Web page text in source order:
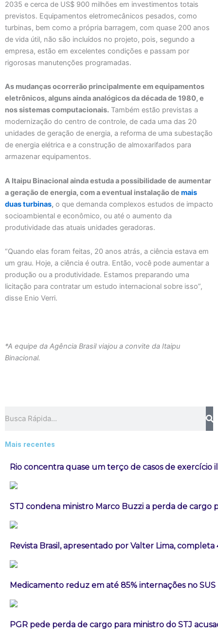
2035 e cerca de US$ 900 milhões em investimentos totais
previstos. Equipamentos eletromecânicos pesados, como
turbinas, bem como a própria barragem, com quase 200 anos
de vida útil, não são incluídos no projeto, pois, segundo a
empresa, estão em excelentes condições e passam por
rigorosas manutenções programadas.
As mudanças ocorrerão principalmente em equipamentos
eletrônicos, alguns ainda analógicos da década de 1980, e
nos sistemas computacionais. Também estão previstas a
modernização do centro de controle, de cada uma das 20
unidades de geração de energia, a reforma de uma subestação
de energia elétrica e a construção de almoxarifados para
armazenar equipamentos.
A Itaipu Binacional ainda estuda a possibilidade de aumentar
a geração de energia, com a eventual instalação de mais
duas turbinas, o que demanda complexos estudos de impacto
socioambiental e econômico, ou até o aumento da
produtividade das atuais unidades geradoras.
“Quando elas foram feitas, 20 anos atrás, a ciência estava em
um grau. Hoje, a ciência é outra. Então, você pode aumentar a
produção ou a produtividade. Estamos preparando uma
licitação para contratar um estudo internacional sobre isso”,
disse Enio Verri.
*A equipe da Agência Brasil viajou a convite da Itaipu
Binacional.
Mais recentes
Rio concentra quase um terço de casos de exercício
STJ condena ministro Marco Buzzi a perda de cargo
Revista Brasil, apresentado por Valter Lima, completa
Medicamento reduz em até 85% internações no
PGR pede perda de cargo para ministro do STJ